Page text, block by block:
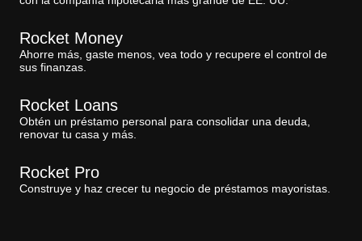
Rocket Money
Ahorre más, gaste menos, vea todo y recupere el control de
sus finanzas.
Rocket Loans
Obtén un préstamo personal para consolidar una deuda,
renovar tu casa y más.
Rocket Pro
Construye y haz crecer tu negocio de préstamos mayoristas.